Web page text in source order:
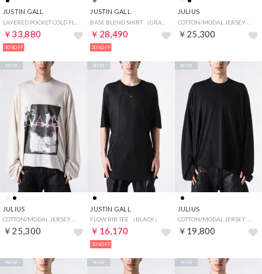
JUSTIN GALL
￥33,880
30%OFF
JUSTIN GALL
￥28,490
30%OFF
JULIUS
￥25,300
JULIUS
￥25,300
NEW
JUSTIN GALL
FLOW RIB TEE （BLACK）
￥16,170
NEW
30%OFF
JULIUS
￥19,800
NEW
NEW NEW NEW